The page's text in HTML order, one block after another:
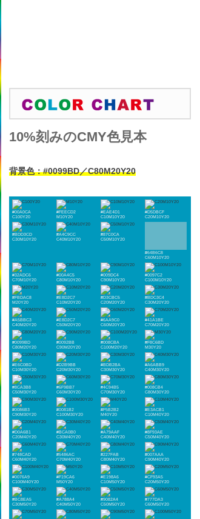
10%刻みのCMY色見本
背景色：#0099BD／C80M20Y20
#00A0CA
C100Y20
#FEECD2
M10Y20
#EAE4D1
C10M10Y20
#D5DBCF
C20M10Y20
#BDD3CD
C30M10Y20
#A4C9CC
C40M10Y20
#87C0CA
C50M10Y20
#64B6C8
C60M10Y20
#32ADC6
C70M10Y20
#00A4C5
C80M10Y20
#009DC4
C90M10Y20
#0097C2
C100M10Y20
#FBDAC8
M20Y20
#E8D2C7
C10M20Y20
#D3CBC5
C20M20Y20
#BDC3C4
C30M20Y20
#A5BBC3
C40M20Y20
#E8D2C7
C50M20Y20
#6AA9C0
C60M20Y20
#41A1BE
C70M20Y20
#0099BD
C80M20Y20
#0092BB
C90M20Y20
#008CBA
C100M20Y20
#F8C6BD
M30Y20
#E6C0BD
C10M30Y20
#D2B9BB
C20M30Y20
#BDB2BA
C30M30Y20
#A6ABB9
C40M30Y20
#8CA3B8
C50M30Y20
#6F9BB7
C60M30Y20
#4C94B5
C70M30Y20
#008CB4
C80M30Y20
#0086B3
C90M30Y20
#0081B2
C100M30Y20
#F5B2B2
M40Y20
#E3ACB1
C10M40Y20
#D0A6B1
C20M40Y20
#BCA0B0
C30M40Y20
#A79AAF
C40M40Y20
#8F93AE
C50M40Y20
#748CAD
C60M40Y20
#5486AC
C70M40Y20
#227FAB
C80M40Y20
#007AAA
C90M40Y20
#0076A9
C100M40Y20
#F19CA6
M50Y20
#E198A6
C10M50Y20
#CF93A5
C20M50Y20
#BC8EA5
C30M50Y20
#A788A4
C40M50Y20
#9082A4
C50M50Y20
#777DA3
C60M50Y20